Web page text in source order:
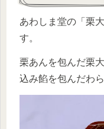
あわしま堂の「栗
す。
栗あんを包んだ栗
込み餡を包んだわ